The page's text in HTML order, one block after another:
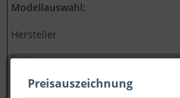
Modellauswahl:
Preisauszeichnung